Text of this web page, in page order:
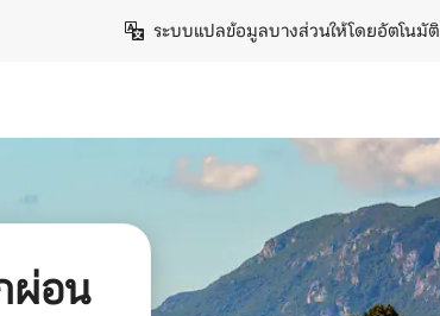
ระบบแปลข้อมูลบางส่วนให้โดยอัตโนมัติ
ผ่อน